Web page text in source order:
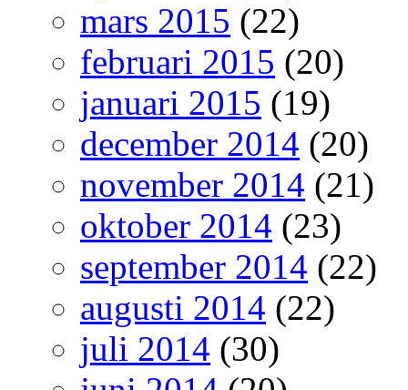
mars 2015 (22)
februari 2015 (20)
januari 2015 (19)
december 2014 (20)
november 2014 (21)
oktober 2014 (23)
september 2014 (22)
augusti 2014 (22)
juli 2014 (30)